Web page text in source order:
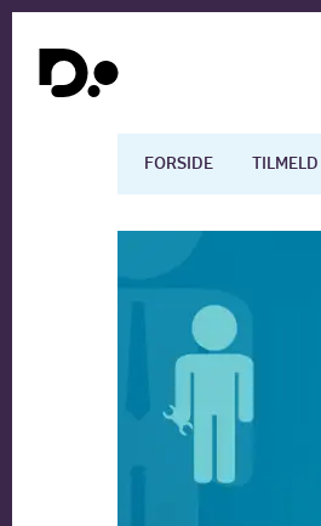
FORSIDE
Arbejdsmarkedet